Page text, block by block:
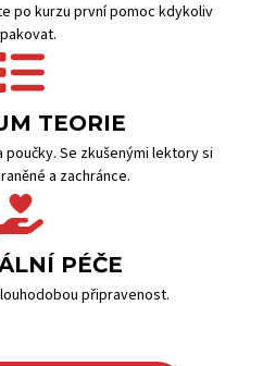
po kurzu první pomoc kdykoliv
TEORIE
Se zkušenými lektory si
a zachránce.
PÉČE
připravenost.